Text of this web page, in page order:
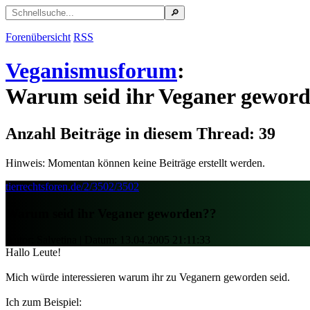
Forenübersicht RSS
Veganismusforum:
Warum seid ihr Veganer
Anzahl Beiträge in diesem Thread: 39
Hinweis: Momentan können keine Beiträge erstellt werden.
tierrechtsforen.de/2/3502/3502
Warum seid ihr Veganer geworden??
13.04.2005 21:11:33
Hallo Leute!
Mich würde interessieren warum ihr zu Veganern geworden seid.
Ich zum Beispiel: